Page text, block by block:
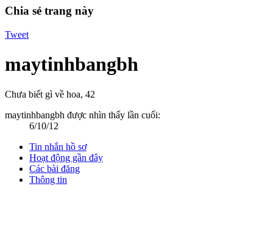
Chia sẻ trang này
Tweet
maytinhbangbh
Chưa biết gì về hoa, 42
maytinhbangbh được nhìn thấy lần cuối:
6/10/12
Tin nhắn hồ sơ
Hoạt động gần đây
Các bài đăng
Thông tin